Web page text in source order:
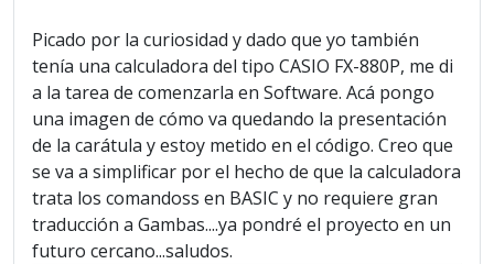
Picado por la curiosidad y dado que yo también
tenía una calculadora del tipo CASIO FX-880P, me di
a la tarea de comenzarla en Software. Acá pongo
una imagen de cómo va quedando la presentación
de la carátula y estoy metido en el código. Creo que
se va a simplificar por el hecho de que la calculadora
trata los comandoss en BASIC y no requiere gran
traducción a Gambas....ya pondré el proyecto en un
futuro cercano...saludos.